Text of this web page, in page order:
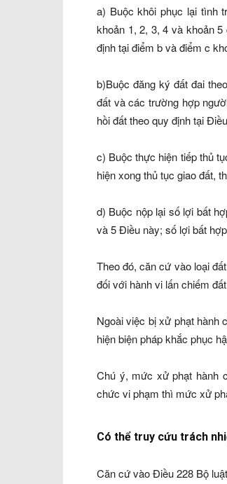
a) Buộc khôi phục lại tình
khoản 1, 2, 3, 4 và khoản
định tại điểm b và điểm c
b)Buộc đăng ký đất đai
đất và các trường hợp
hồi đất theo quy định tại
c) Buộc thực hiện tiếp thủ
hiện xong thủ tục giao đất,
d) Buộc nộp lại số lợi bất
và 5 Điều này; số lợi bất
Theo đó, căn cứ vào loại
đối với hành vi lấn chiếm
Ngoài việc bị xử phạt hành
hiện biện pháp khắc phục
Chú ý, mức xử phạt hành
chức vi phạm thì mức xử
Có thể truy cứu trách
Căn cứ vào Điều 228 Bộ